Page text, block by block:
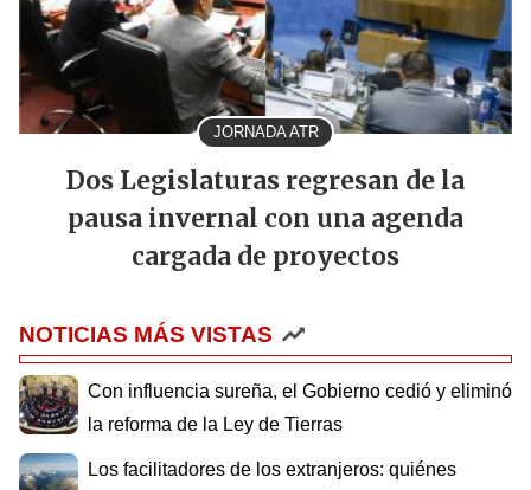
JORNADA ATR
Dos Legislaturas regresan de la
pausa invernal con una agenda
cargada de proyectos
NOTICIAS MÁS VISTAS
Con influencia sureña, el Gobierno cedió y eliminó
la reforma de la Ley de Tierras
Los facilitadores de los extranjeros: quiénes